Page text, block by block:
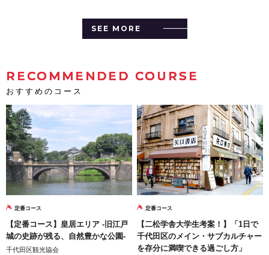
SEE MORE
RECOMMENDED COURSE
おすすめのコース
定番コース
【定番コース】皇居エリア -旧江戸
城の史跡が残る、自然豊かな公園-
千代田区観光協会
定番コース
【二松学舎大学生考案！】「1日で
千代田区のメイン・サブカルチャー
を存分に満喫できる過ごし方」